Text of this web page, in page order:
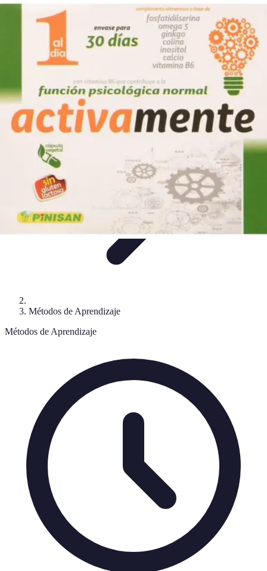
Aprende con Nosotros
Gamificación
Metodologías de AprendizajeTécnicas de
Estrategias de Aprendizaje Aprendizaje Activo
Aprende con Nosotros
Métodos de Aprendizaje
Métodos de Aprendizaje